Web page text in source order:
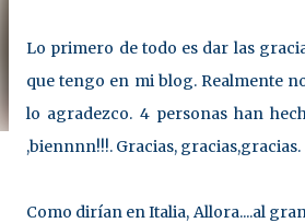
Lo primero de todo es dar las
que tengo en mi blog. Realmente
lo agradezco. 4 personas han
,biennnn!!!. Gracias, gracias,gracias.
Como dirían en Italia, Allora....al